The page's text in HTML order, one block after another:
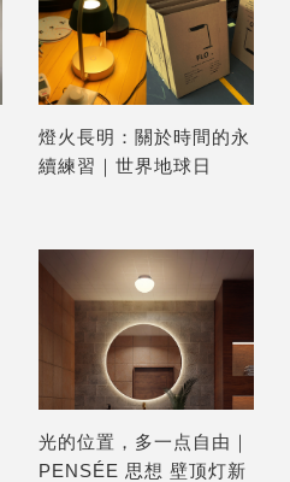
燈火長明：關於時間的永
續練習｜世界地球日
光的位置，多一点自由｜
PENSÉE 思想 壁顶灯新